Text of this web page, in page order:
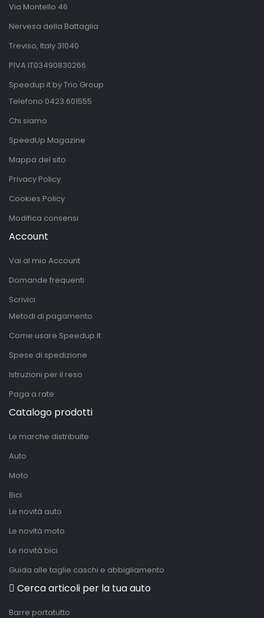
Via Montello 46
Nervesa della Battaglia
Treviso, Italy 31040
PIVA IT03490830266
Speedup.it by Trio Group
Telefono 0423.601555
Chi siamo
SpeedUp Magazine
Mappa del sito
Privacy Policy
Cookies Policy
Modifica consensi
Account
Vai al mio Account
Domande frequenti
Scrivici
Metodi di pagamento
Come usare Speedup.it
Spese di spedizione
Istruzioni per il reso
Paga a rate
Catalogo prodotti
Le marche distribuite
Auto
Moto
Bici
Le novità auto
Le novità moto
Le novità bici
Guida alle taglie caschi e abbigliamento
Cerca articoli per la tua auto
Barre portatutto